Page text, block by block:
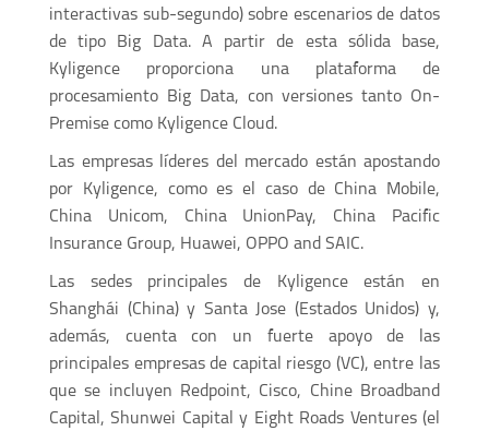
interactivas sub-segundo) sobre escenarios de datos
de tipo Big Data. A partir de esta sólida base,
Kyligence proporciona una plataforma de
procesamiento Big Data, con versiones tanto On-
Premise como Kyligence Cloud.
Las empresas líderes del mercado están apostando
por Kyligence, como es el caso de China Mobile,
China Unicom, China UnionPay, China Pacific
Insurance Group, Huawei, OPPO and SAIC.
Las sedes principales de Kyligence están en
Shanghái (China) y Santa Jose (Estados Unidos) y,
además, cuenta con un fuerte apoyo de las
principales empresas de capital riesgo (VC), entre las
que se incluyen Redpoint, Cisco, Chine Broadband
Capital, Shunwei Capital y Eight Roads Ventures (el